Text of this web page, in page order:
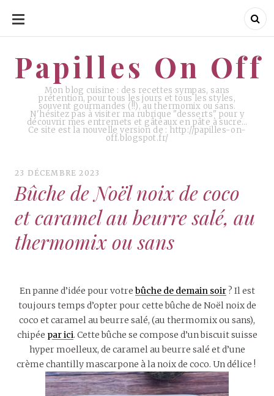
ALLER
CONTENU
Papilles On Off
Mon blog cuisine : des recettes sympas, sans
prétention, pour tous les jours et tous les styles,
souvent gourmandes (!!), au thermomix ou sans.
N'hésitez pas à visiter ma rubrique "desserts" pour y
découvrir mes entremets et gâteaux en pâte à sucre…
Ce site est la nouvelle version de : http://papilles-on-
off.blogspot.fr/
Papilles On Off
23 DÉCEMBRE 2023
Bûche de Noël noix de coco
et caramel au beurre salé, au
thermomix ou sans
En panne d’idée pour votre bûche de demain soir? Il est
toujours temps d’opter pour cette bûche de Noël noix de
coco et caramel au beurre salé, (au thermomix ou sans),
chipée par ici. Cette bûche se compose d’un biscuit suisse
hyper moelleux, de caramel au beurre salé et d’une
crème chantilly mascarpone à la noix de coco. Un délice !